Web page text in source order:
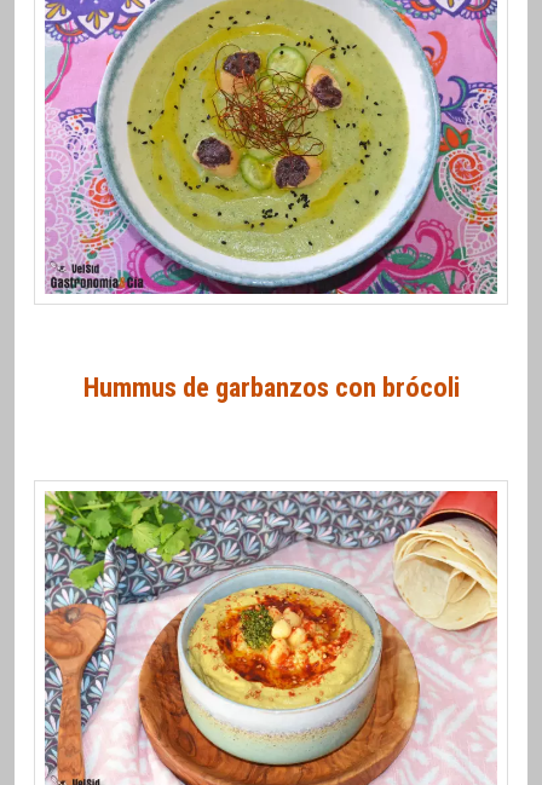
Hummus de garbanzos con brócoli